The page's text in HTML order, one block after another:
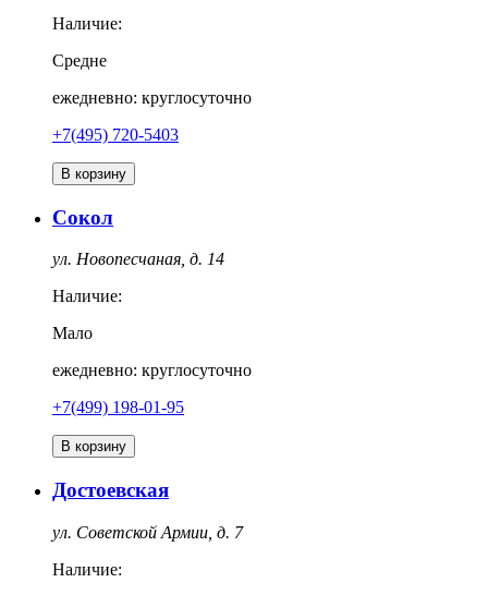
Наличие:
Средне
ежедневно: круглосуточно
+7(495) 720-5403
В корзину
Сокол
ул. Новопесчаная, д. 14
Наличие:
Мало
ежедневно: круглосуточно
+7(499) 198-01-95
В корзину
Достоевская
ул. Советской Армии, д. 7
Наличие: